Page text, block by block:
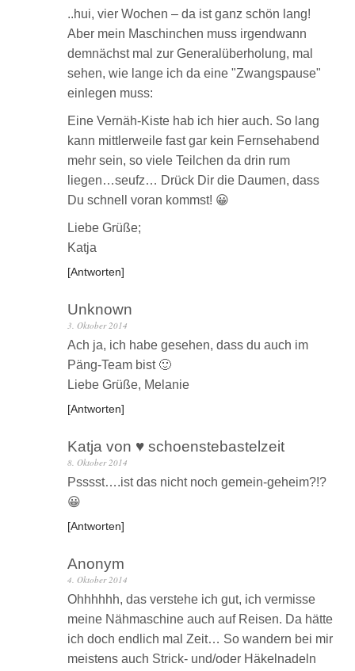
..hui, vier Wochen – da ist ganz schön lang!
Aber mein Maschinchen muss irgendwann
demnächst mal zur Generalüberholung, mal
sehen, wie lange ich da eine "Zwangspause"
einlegen muss:
Eine Vernäh-Kiste hab ich hier auch. So lang
kann mittlerweile fast gar kein Fernsehabend
mehr sein, so viele Teilchen da drin rum
liegen…seufz… Drück Dir die Daumen, dass
Du schnell voran kommst! 😀
Liebe Grüße;
Katja
Antworten
Unknown
3. Oktober 2014
Ach ja, ich habe gesehen, dass du auch im
Päng-Team bist 🙂
Liebe Grüße, Melanie
Antworten
Katja von ♥ schoenstebastelzeit
8. Oktober 2014
Psssst….ist das nicht noch gemein-geheim?!?
😀
Antworten
Anonym
4. Oktober 2014
Ohhhhhh, das verstehe ich gut, ich vermisse
meine Nähmaschine auch auf Reisen. Da hätte
ich doch endlich mal Zeit… So wandern bei mir
meistens auch Strick- und/oder Häkelnadeln